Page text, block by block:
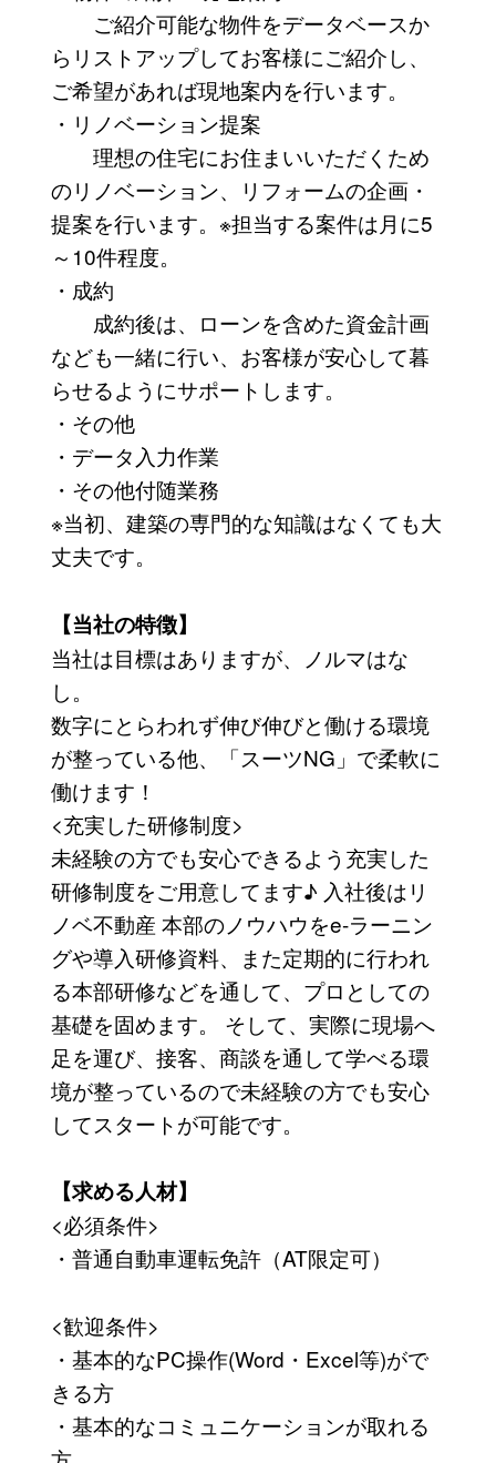
ご紹介可能な物件をデータベースか
らリストアップしてお客様にご紹介し、
ご希望があれば現地案内を行います。
・リノベーション提案
理想の住宅にお住まいいただくため
のリノベーション、リフォームの企画・
提案を行います。※担当する案件は月に5
～10件程度。
・成約
成約後は、ローンを含めた資金計画
なども一緒に行い、お客様が安心して暮
らせるようにサポートします。
・その他
・データ入力作業
・その他付随業務
※当初、建築の専門的な知識はなくても大
丈夫です。
【当社の特徴】
当社は目標はありますが、ノルマはな
し。
数字にとらわれず伸び伸びと働ける環境
が整っている他、「スーツNG」で柔軟に
働けます！
<充実した研修制度>
未経験の方でも安心できるよう充実した
研修制度をご用意してます♪ 入社後はリ
ノベ不動産 本部のノウハウをe-ラーニン
グや導入研修資料、また定期的に行われ
る本部研修などを通して、プロとしての
基礎を固めます。 そして、実際に現場へ
足を運び、接客、商談を通して学べる環
境が整っているので未経験の方でも安心
してスタートが可能です。
【求める人材】
<必須条件>
・普通自動車運転免許（AT限定可）
<歓迎条件>
・基本的なPC操作(Word・Excel等)がで
きる方
・基本的なコミュニケーションが取れる